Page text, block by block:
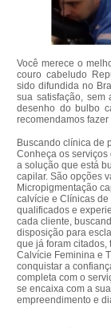
Você merece o
couro cabeludo
sido difundida no
sua satisfação, sem
desenho do bulbo
recomendamos
Buscando clínica de
Conheça os
a solução que está
capilar. São opções
Micropigmentação
calvície e Clínicas
qualificados e
cada cliente,
disposição para
que já foram citados,
Calvície Feminina e
conquistar a
completa com o
se encaixa com a
empreendimento e